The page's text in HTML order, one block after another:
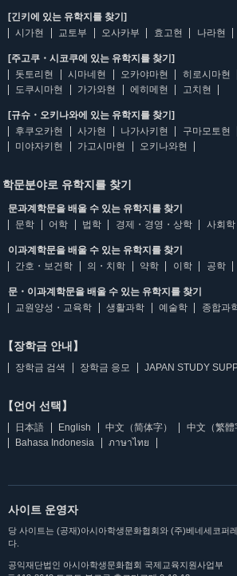
[긴키에 있는 유학지를 찾기]
시가현
교토부 오사카부 효고현 나라현
[주고쿠・시코쿠에 있는 유학지를 찾기]
돗토리현
시마네현 오카야마현 히로시마현
도쿠시마현
가가와현 에히메현 고치현
[규슈・오키나와에 있는 유학지를 찾기]
후쿠오카현
사가현 나가사키현 구마모토현
미야자키현
가고시마현 오키나와현
학문분야로 유학지를 찾기
문과계학문을 배울 수 있는 유학지를 찾기
문학
어학 법학 경제・경영・상학 사회학
이과계학문을 배울 수 있는 유학지를 찾기
간호・보건학
의・치학 약학 이학 공학
문・이과계학문을 배울 수 있는 유학지를 찾기
교원양성・교육학
생활과학 예술학 종합과
【장학금 안내】
장학금 검색 장학금 응모 JAPAN STUDY
【언어 선택】
日本語 English 中文（简体字） 中文（繁體
Bahasa Indonesia
ภาษาไทย
사이트 운영자
당 사이트는 (공재)아시아학생문화협회와 (주)베네세코퍼
다.
공익재단법인 아시아학생문화협회 국제교육지원사업부